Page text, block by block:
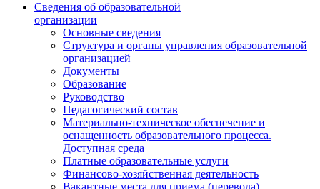
Сведения об образовательной
организации
Основные сведения
Структура и органы управления образовательной
организацией
Документы
Образование
Руководство
Педагогический состав
Материально-техническое обеспечение и
оснащенность образовательного процесса.
Доступная среда
Платные образовательные услуги
Финансово-хозяйственная деятельность
Вакантные места для приема (перевода)